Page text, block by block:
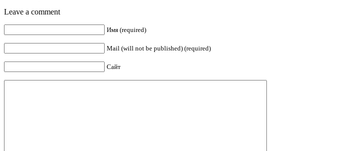
Leave a comment
Имя (required)
Mail (will not be published) (required)
Сайт